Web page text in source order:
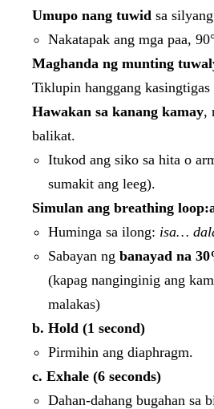
Umupo nang tuwid sa
Nakatapak ang mga paa,
Maghanda ng munting
Tiklupin hanggang
Hawakan sa kanang kamay,
balikat.
Itukod ang siko sa hita o
sumakit ang leeg).
Simulan ang breathing loop:
Huminga sa ilong: isa…
Sabayan ng banayad na
(kapag nanginginig ang
malakas)
b. Hold (1 second)
Pirmihin ang diaphragm.
c. Exhale (6 seconds)
Dahan-dahang bugahan sa